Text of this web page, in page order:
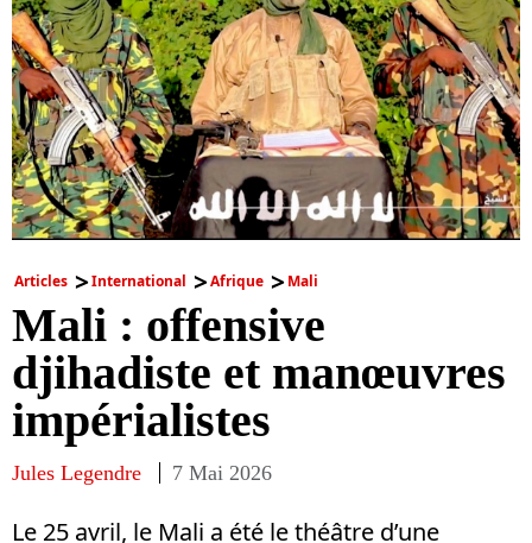
Articles International Afrique Mali
Mali : offensive
djihadiste et manœuvres
impérialistes
Jules Legendre 7 Mai 2026
Le 25 avril, le Mali a été le théâtre d’une